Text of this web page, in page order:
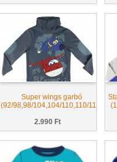
Super wings garbó
(92/98,98/104,104/110,110/116)
2.990 Ft